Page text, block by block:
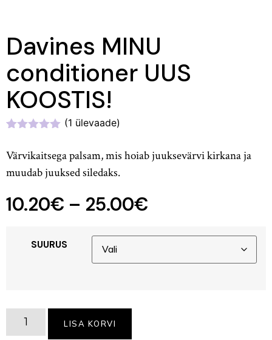
Davines MINU
conditioner UUS
KOOSTIS!
5.00
/5
kliendi
hinnangu
(1 ülevaade)
Värvikaitsega palsam, mis hoiab juuksevärvi kirkana ja
muudab juuksed siledaks.
10.20€ – 25.00€
SUURUS
LISA KORVI